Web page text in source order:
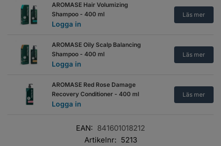
AROMASE Hair Volumizing
Shampoo - 400 ml
Logga in
Läs mer
AROMASE Oily Scalp Balancing
Shampoo - 400 ml
Logga in
Läs mer
AROMASE Red Rose Damage
Recovery Conditioner - 400 ml
Logga in
Läs mer
EAN: 841601018212
Artikelnr: 5213